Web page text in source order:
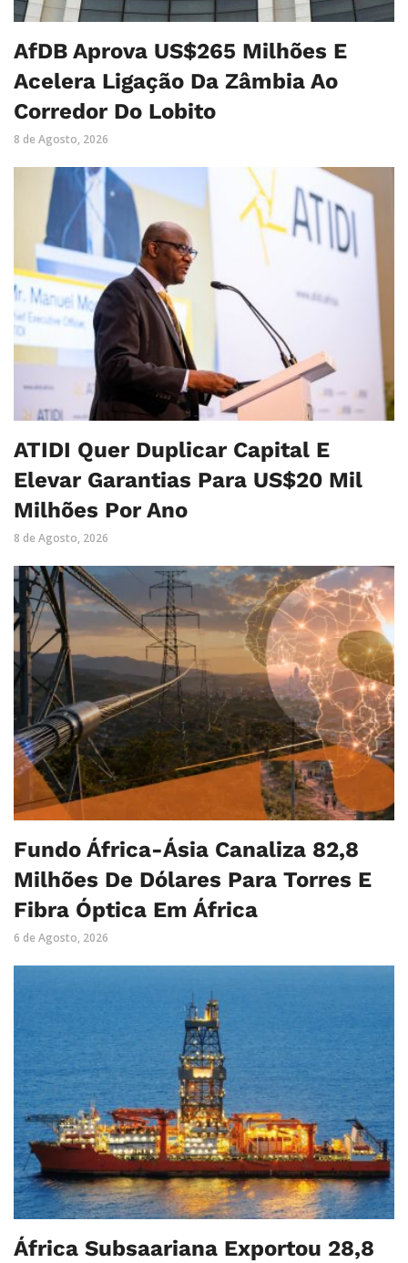
AfDB Aprova US$265 Milhões E
Acelera Ligação Da Zâmbia Ao
Corredor Do Lobito
8 de Agosto, 2026
ATIDI Quer Duplicar Capital E
Elevar Garantias Para US$20 Mil
Milhões Por Ano
8 de Agosto, 2026
Fundo África-Ásia Canaliza 82,8
Milhões De Dólares Para Torres E
Fibra Óptica Em África
6 de Agosto, 2026
África Subsaariana Exportou 28,8